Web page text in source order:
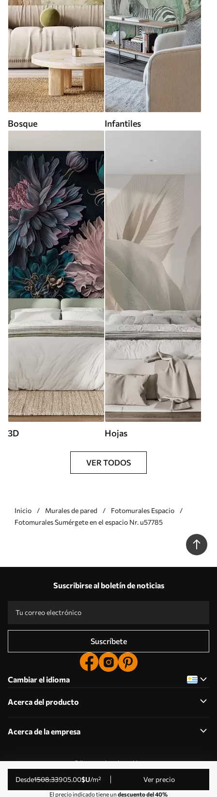
desde1508.33905.00$U/m² Ver precio
El precio indicado tiene un descuento del 40%
Bosque Infantiles
3D Hojas
VER TODOS
Inicio Murales de pared
Fotomurales Espacio
Fotomurales Sumérgete en el espacio Nr. u57785
Suscribirse al boletín de noticias
Suscríbete
Cambiar el idioma
Acerca del producto
Acerca de la empresa
Editar permisos de cookies
© 2011-2026 Uwalls . Todos los derechos reservados.
Gestionado por KLW Sp. z o.o. CIF: PL9223057591.